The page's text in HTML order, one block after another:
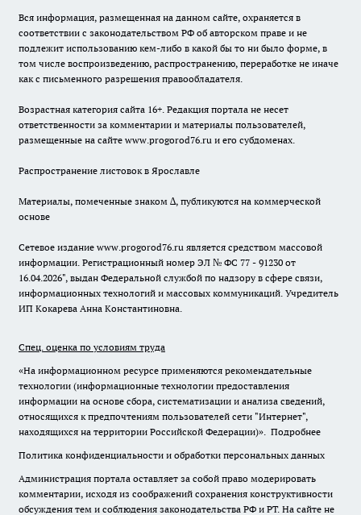
Вся информация, размещенная на данном сайте, охраняется в
соответствии с законодательством РФ об авторском праве и не
подлежит использованию кем-либо в какой бы то ни было форме, в
том числе воспроизведению, распространению, переработке не иначе
как с письменного разрешения правообладателя.
Возрастная категория сайта 16+. Редакция портала не несет
ответственности за комментарии и материалы пользователей,
размещенные на сайте www.progorod76.ru и его субдоменах.
Распространение листовок в Ярославле
Материалы, помеченные знаком ∆, публикуются на коммерческой
основе
Сетевое издание www.progorod76.ru является средством массовой
информации. Регистрационный номер ЭЛ № ФС 77 - 91230 от
16.04.2026", выдан Федеральной службой по надзору в сфере связи,
информационных технологий и массовых коммуникаций. Учредитель
ИП Кокарева Анна Константиновна.
Спец. оценка по условиям труда
«На информационном ресурсе применяются рекомендательные
технологии (информационные технологии предоставления
информации на основе сбора, систематизации и анализа сведений,
относящихся к предпочтениям пользователей сети "Интернет",
находящихся на территории Российской Федерации)». Подробнее
Политика конфиденциальности и обработки персональных данных
Администрация портала оставляет за собой право модерировать
комментарии, исходя из соображений сохранения конструктивности
обсуждения тем и соблюдения законодательства РФ и РТ. На сайте не